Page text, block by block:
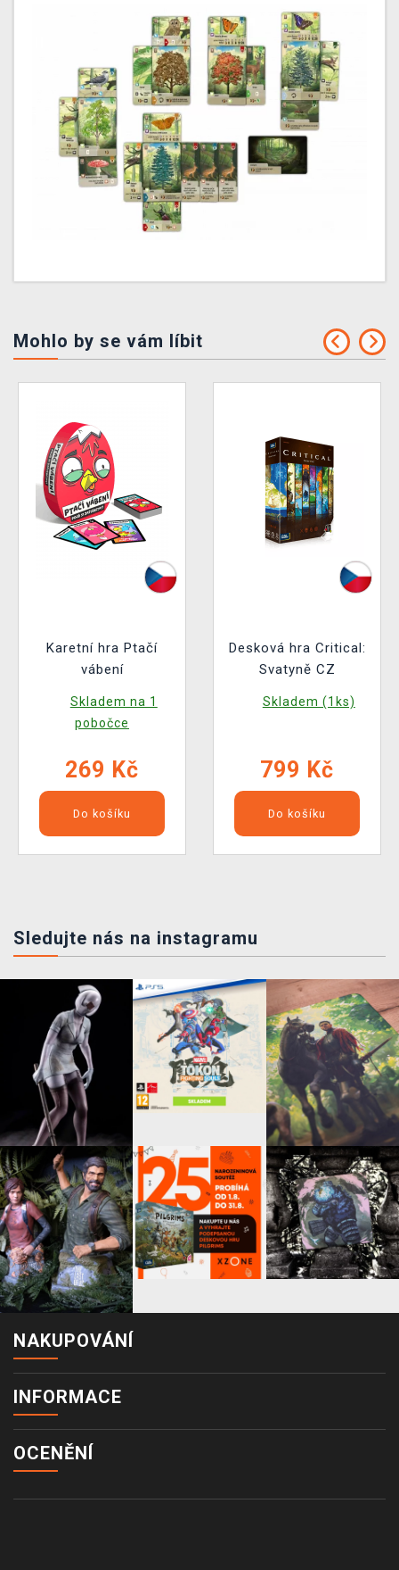
Mohlo by se vám líbit
Karetní hra Ptačí
vábení
Skladem na 1
pobočce
269 Kč
Do košíku
Desková hra Critical:
Svatyně CZ
Skladem (1ks)
799 Kč
Do košíku
Sledujte nás na instagramu
NAKUPOVÁNÍ
INFORMACE
OCENĚNÍ